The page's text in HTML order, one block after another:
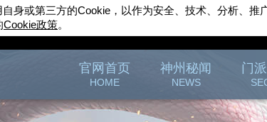
官网首页
HOME
神州秘闻
NEWS
门
身或第三方的Cookie ，以作为安全、技术、分析、
Cookie政策。